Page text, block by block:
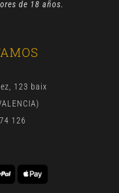
de 18 años.
123 baix
126